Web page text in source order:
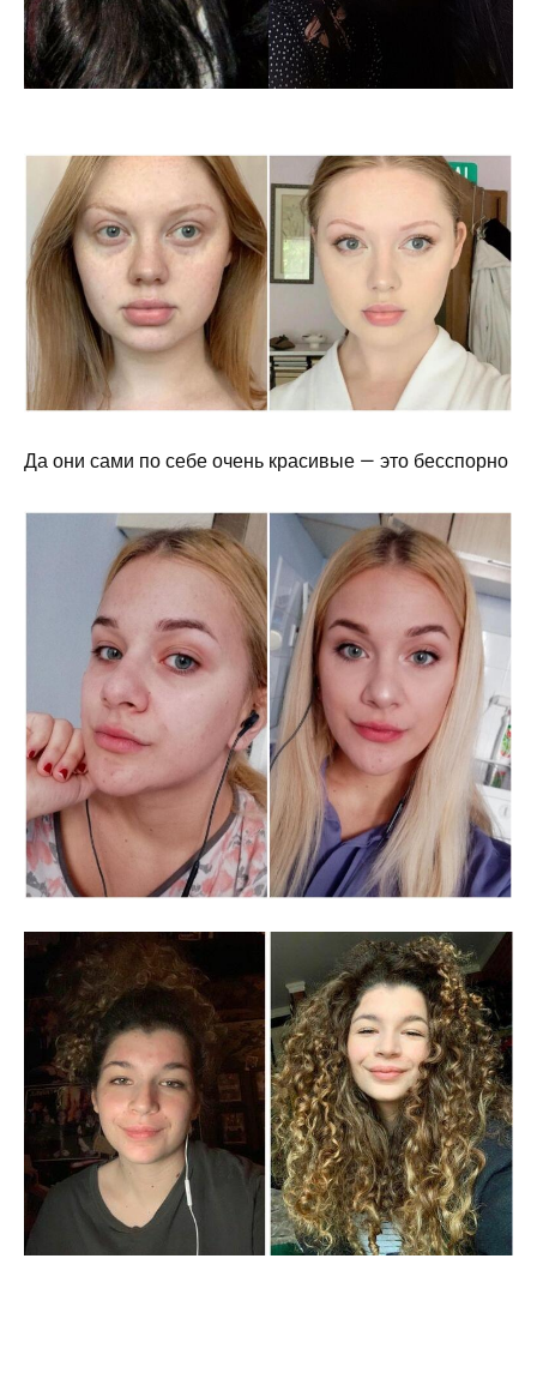
Да они сами по себе очень красивые — это бесспорно